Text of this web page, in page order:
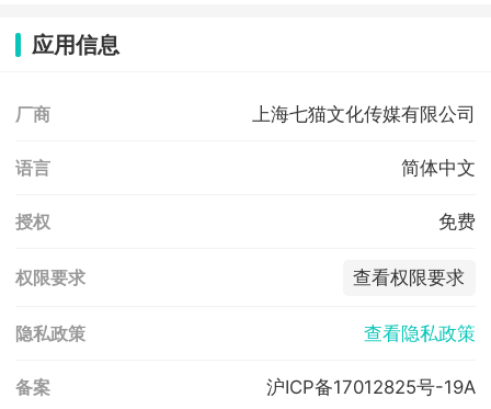
应用信息
厂商 上海七猫文化传媒有限公司
语言 简体中文
授权 免费
权限要求 查看权限要求
隐私政策 查看隐私政策
备案 沪ICP备17012825号-19A